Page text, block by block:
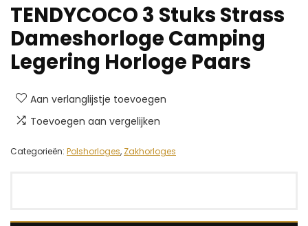
TENDYCOCO 3 Stuks Strass
Dameshorloge Camping
Legering Horloge Paars
Aan verlanglijstje toevoegen
Toevoegen aan vergelijken
Categorieën: Polshorloges, Zakhorloges